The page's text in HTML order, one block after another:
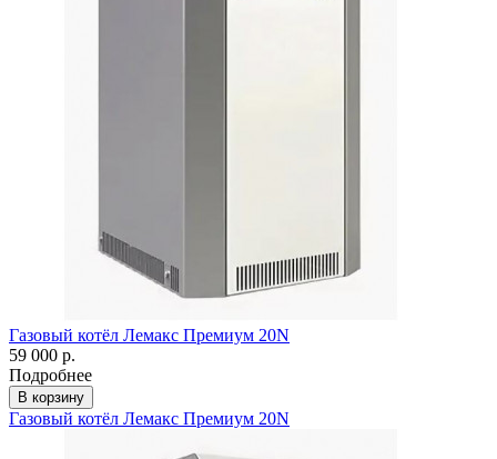
Газовый котёл Лемакс Премиум 20N
59 000 р.
Подробнее
В корзину
Газовый котёл Лемакс Премиум 20N